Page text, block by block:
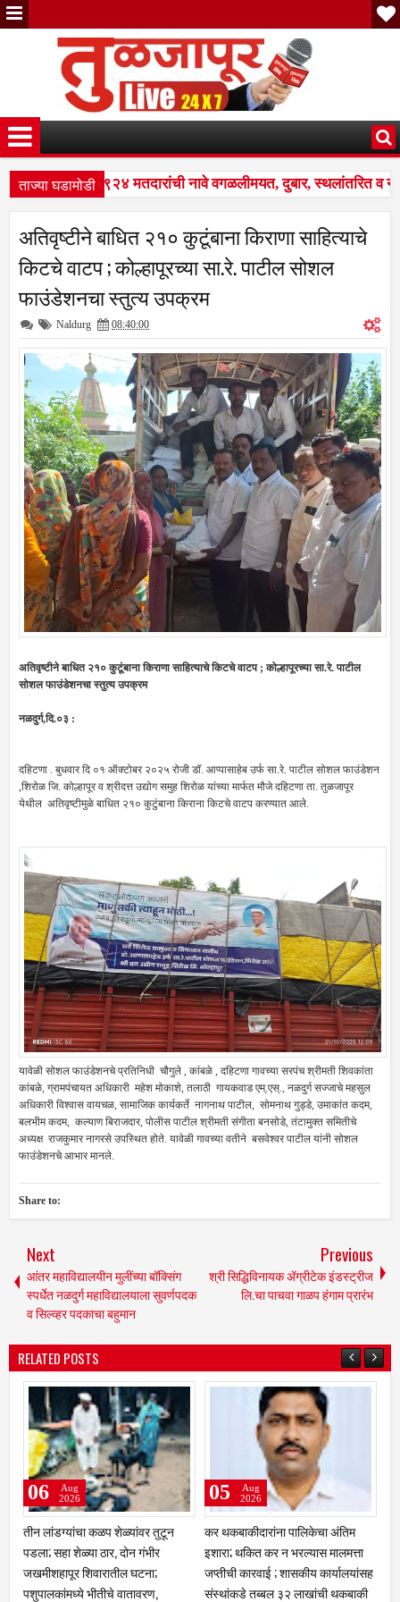
ताज्या घडामोडी
शहरातील ३,९२४ मतदारांची नावे वगळलीमयत, दुबार, स्थलांतरित व न
कार्यक्रमात मोठे बदल; भारत निवडणूक आयोगाने सुधारित वेळापत्रक
शहरातील ३,९२४ मतदारांची नावे वगळलीमयत, दुबार, स्थलांतरित व न
अतिवृष्टीने बाधित २१० कुटूंबाना किराणा साहित्याचे
किटचे वाटप ; कोल्हापूरच्या सा.रे. पाटील सोशल
फाउंडेशनचा स्तुत्य उपक्रम
Naldurg 08:40:00
अतिवृष्टीने बाधित २१० कुटूंबाना किराणा साहित्याचे किटचे वाटप ; कोल्हापूरच्या सा.रे. पाटील
सोशल फाउंडेशनचा स्तुत्य उपक्रम
नळदुर्ग,दि.०३ :
दहिटणा . बुधवार दि ०१ ऑक्टोबर २०२५ रोजी डॉ. आप्पासाहेब उर्फ सा.रे. पाटील सोशल फाउंडेशन
,शिरोळ जि. कोल्हापूर व श्रीदत्त उद्योग समुह शिरोळ यांच्या मार्फत मौजे दहिटणा ता. तुळजापूर
येथील अतिवृष्टीमुळे बाधित २१० कुटुंबाना किराना किटचे वाटप करण्यात आले.
यावेळी सोशल फाउंडेशनचे प्रतिनिधी चौगुले , कांबळे , दहिटणा गावच्या सरपंच श्रीमती शिवकांता
कांबळे, ग्रामपंचायत अधिकारी महेश मोकाशे, तलाठी गायकवाड एम्.एस्., नळदुर्ग सज्जाचे महसुल
अधिकारी विश्वास वायचळ, सामाजिक कार्यकर्ते नागनाथ पाटील, सोमनाथ गुड्डे, उमाकांत कदम,
बलभीम कदम, कल्याण बिराजदार, पोलीस पाटील श्रीमती संगीता बनसोडे, तंटामुक्त समितीचे
अध्यक्ष राजकुमार नागरसे उपस्थित होते. यावेळी गावच्या वतीने बसवेश्वर पाटील यांनी सोशल
फाउंडेशनचे आभार मानले.
Share to:
Next
आंतर महाविद्यालयीन मुलींच्या बॉक्सिंग
स्पर्धेत नळदुर्ग महाविद्यालयाला सुवर्णपदक
व सिल्व्हर पदकाचा बहुमान
Previous
श्री सिद्धिविनायक ॲग्रीटेक इंडस्ट्रीज
लि.चा पाचवा गाळप हंगाम प्रारंभ
RELATED POSTS
अंतिम
थकबाकी
क्रीडा क्षेत्रात नळदुर्गची मान उंचावली;
विद्यापीठाकडून नऊ गुणवंत खेळाडू,
प्रशिक्षक व व्यवस्थापकांचा होणार गौरव
03
Aug
2026
चांगली ट्रॅव्हल्स बस देतो' म्हणत १७
लाखांचा गंडा; तुळजापूर तालुक्यातील
दाम्पत्याची आर्थिक फसवणूक;
आरोपीविरुद्ध नळदुर्ग पोलिसांत गुन्हा
02
Aug
2026